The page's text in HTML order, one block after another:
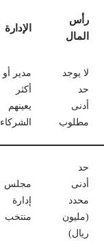
رأس
المال
الإدارة
لا يوجد
حد
أدنى
مطلوب
مدير أو
أكثر
يعينهم
الشركاء
حد
أدنى
محدد
(مليون
ريال)
مجلس
إدارة
منتخب